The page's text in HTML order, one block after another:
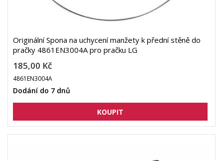
Originální Spona na uchycení manžety k přední stěně do
pračky 4861EN3004A pro pračku LG
185,00 Kč
4861EN3004A
Dodání do 7 dnů